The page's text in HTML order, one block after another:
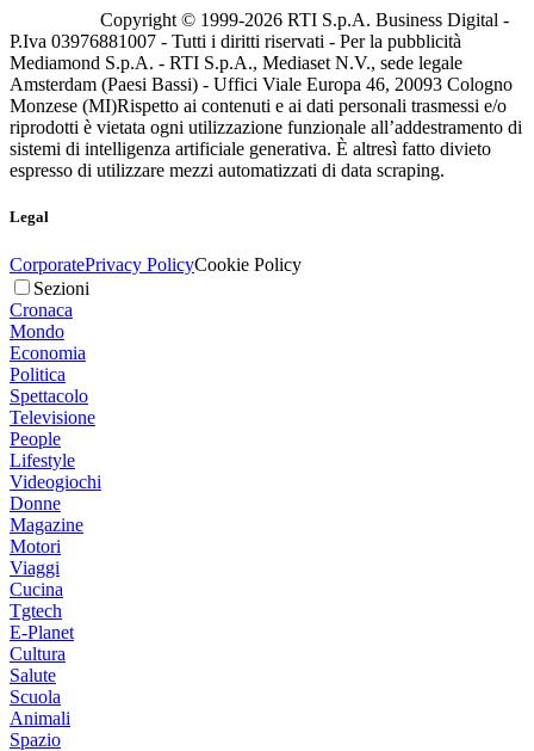
Copyright © 1999-2026 RTI S.p.A. Business Digital -
P.Iva 03976881007 - Tutti i diritti riservati - Per la pubblicità
Mediamond S.p.A. - RTI S.p.A., Mediaset N.V., sede legale
Amsterdam (Paesi Bassi) - Uffici Viale Europa 46, 20093 Cologno
Monzese (MI)Rispetto ai contenuti e ai dati personali trasmessi e/o
riprodotti è vietata ogni utilizzazione funzionale all’addestramento di
sistemi di intelligenza artificiale generativa. È altresì fatto divieto
espresso di utilizzare mezzi automatizzati di data scraping.
Legal
CorporatePrivacy PolicyCookie Policy
Sezioni
Cronaca
Mondo
Economia
Politica
Spettacolo
Televisione
People
Lifestyle
Videogiochi
Donne
Magazine
Motori
Viaggi
Cucina
Tgtech
E-Planet
Cultura
Salute
Scuola
Animali
Spazio